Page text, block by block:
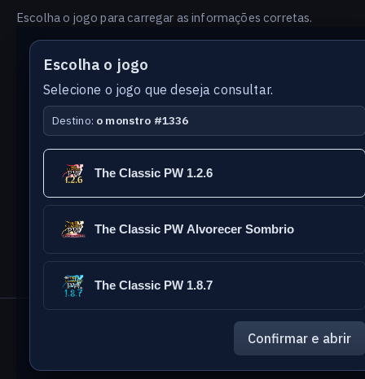
Escolha o jogo para carregar as informações corretas.
Escolha o jogo
Selecione o jogo que deseja consultar.
Destino: o monstro #1336
Versão
banco
Idioma
The Classic PW 1.2.6
The Classic PW Alvorecer Sombrio
The Classic PW 1.8.7
Confirmar e abrir
- PW Database